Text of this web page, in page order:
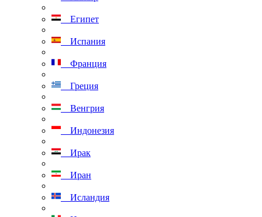
Египет
Испания
Франция
Греция
Венгрия
Индонезия
Ирак
Иран
Исландия